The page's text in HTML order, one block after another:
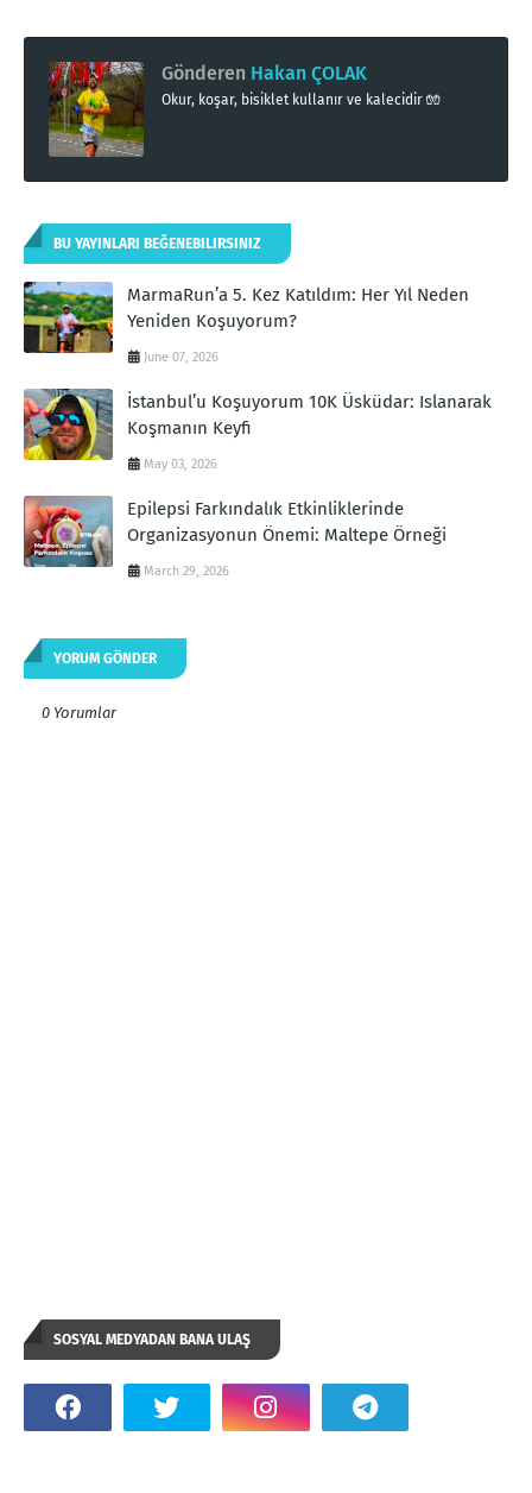
Gönderen Hakan ÇOLAK
Okur, koşar, bisiklet kullanır ve kalecidir 🧤
BU YAYINLARI BEĞENEBILIRSINIZ
MarmaRun’a 5. Kez Katıldım: Her Yıl Neden
Yeniden Koşuyorum?
June 07, 2026
İstanbul’u Koşuyorum 10K Üsküdar: Islanarak
Koşmanın Keyfi
May 03, 2026
Epilepsi Farkındalık Etkinliklerinde
Organizasyonun Önemi: Maltepe Örneği
March 29, 2026
YORUM GÖNDER
0 Yorumlar
SOSYAL MEDYADAN BANA ULAŞ